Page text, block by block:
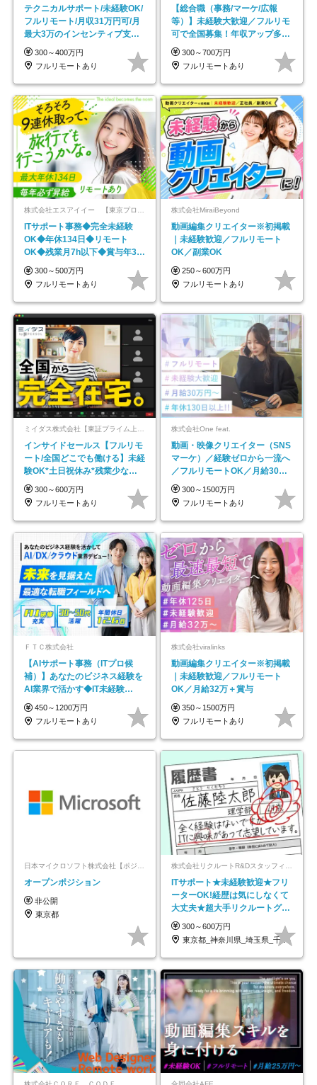
テクニカルサポート/未経験OK/
フルリモート/月収31万円可/月
最大3万のインセンティブ支給/
平均年齢33歳
300～400万円
フルリモートあり
【総合職（事務/マーケ/広報
等）】未経験大歓迎／フルリモ
可で全国募集！年収アップ多数
★年休最大130日★
300～700万円
フルリモートあり
株式会社エスアイイー 【東京プロマーケット上場】
ITサポート事務◆完全未経験
OK◆年休134日◆リモート
OK◆残業月7h以下◆賞与年3回
◆5年目まで必ず昇給
300～500万円
フルリモートあり
株式会社MiraiBeyond
動画編集クリエイター※初掲載
｜未経験歓迎／フルリモート
OK／副業OK
250～600万円
フルリモートあり
インサイドセールス【フルリモ
ート/全国どこでも働ける】未経
験OK*土日祝休み*残業少なめ*
在宅勤務手当あり
300～600万円
フルリモートあり
株式会社One feat.
動画・映像クリエイター（SNS
マーケ）／経験ゼロから一流へ
／フルリモートOK／月給30万
円～／年休130日以上
300～1500万円
フルリモートあり
ＦＴＣ株式会社
【AIサポート事務（ITプロ候
補）】あなたのビジネス経験を
AI業界で活かす◆IT未経験
OK◆目指せるコンサル
450～1200万円
フルリモートあり
株式会社viralinks
動画編集クリエイター※初掲載
｜未経験歓迎／フルリモート
OK／月給32万＋賞与
350～1500万円
フルリモートあり
オープンポジション
非公開
東京都
ITサポート★未経験歓迎★フリ
ーターOK!経歴は気にしなくて
大丈夫★超大手リクルートグル
ープの正社員/sg
300～600万円
東京都_神奈川県_埼玉県_千葉県_大阪府…